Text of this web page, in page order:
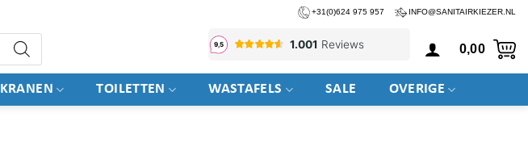
+31(0)624 975 957 INFO@SANITAIRKIEZER.NL
0,00
KRANEN TOILETTEN WASTAFELS SALE OVERIGE